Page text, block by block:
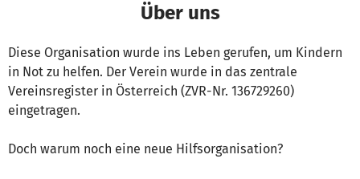
Über uns
Diese Organisation wurde ins Leben gerufen, um Kindern
in Not zu helfen. Der Verein wurde in das zentrale
Vereinsregister in Österreich (ZVR-Nr. 136729260)
eingetragen.
Doch warum noch eine neue Hilfsorganisation?